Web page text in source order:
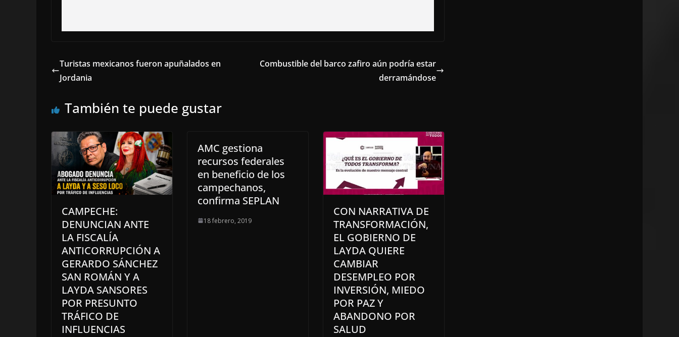
Turistas mexicanos fueron apuñalados en
Jordania
Combustible del barco zafiro aún podría estar
derramándose
También te puede gustar
CAMPECHE:
DENUNCIAN ANTE
LA FISCALÍA
ANTICORRUPCIÓN A
GERARDO SÁNCHEZ
SAN ROMÁN Y A
LAYDA SANSORES
POR PRESUNTO
TRÁFICO DE
INFLUENCIAS
AMC gestiona
recursos federales
en beneficio de los
campechanos,
confirma SEPLAN
18 febrero, 2019
CON NARRATIVA DE
TRANSFORMACIÓN,
EL GOBIERNO DE
LAYDA QUIERE
CAMBIAR
DESEMPLEO POR
INVERSIÓN, MIEDO
POR PAZ Y
ABANDONO POR
SALUD